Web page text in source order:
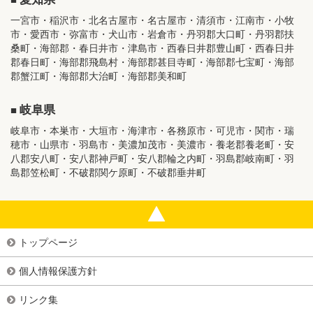
一宮市・稲沢市・北名古屋市・名古屋市・清須市・江南市・小牧
市・愛西市・弥富市・犬山市・岩倉市・丹羽郡大口町・丹羽郡扶
桑町・海部郡・春日井市・津島市・西春日井郡豊山町・西春日井
郡春日町・海部郡飛島村・海部郡甚目寺町・海部郡七宝町・海部
郡蟹江町・海部郡大治町・海部郡美和町
岐阜県
岐阜市・本巣市・大垣市・海津市・各務原市・可児市・関市・瑞
穂市・山県市・羽島市・美濃加茂市・美濃市・養老郡養老町・安
八郡安八町・安八郡神戸町・安八郡輪之内町・羽島郡岐南町・羽
島郡笠松町・不破郡関ケ原町・不破郡垂井町
トップページ
個人情報保護方針
リンク集